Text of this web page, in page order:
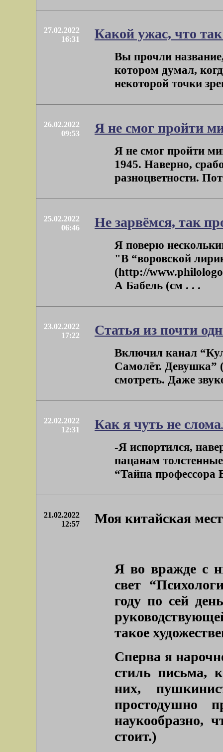
27.02.2022
16:31
Какой ужас, что
Вы прочли
котором думал,
некоторой точки
26.02.2022
09:53
Я не смог пройти
Я не смог пройти
1945. Наверно,
разноцветности.
25.02.2022
06:46
Не зарвёмся, так
Я поверю
"В “воровской
(http://
А Бабель (см . . .
23.02.2022
17:22
Статья из почти
Включил канал
Самолёт. Девушка”
смотреть. Даже
22.02.2022
12:31
Как я чуть не
-Я испортился,
пацанам
“Тайна профессора
21.02.2022
12:57
Моя китайская
Я во вражде с
свет
году по сей
такое
Сперва я
стиль письма,
них,
простодушно
наукообразно,
стоит.)